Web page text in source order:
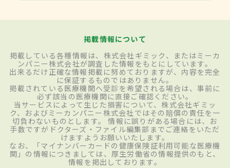
掲載情報について
掲載している各種情報は、株式会社ギミック、またはミーカ
ンパニー株式会社が調査した情報をもとにしています。
出来るだけ正確な情報掲載に努めておりますが、内容を完全
に保証するものではありません。
掲載されている医療機関へ受診を希望される場合は、事前に
必ず該当の医療機関に直接ご確認ください。
当サービスによって生じた損害について、株式会社ギミッ
ク、およびミーカンパニー株式会社ではその賠償の責任を一
切負わないものとします。 情報に誤りがある場合には、お
手数ですがドクターズ・ファイル編集部までご連絡をいただ
けますようお願いいたします。
なお、「マイナンバーカードの健康保険証利用可能な医療機
関」の情報につきましては、厚生労働省の情報提供のもと、
情報を掲出しております。